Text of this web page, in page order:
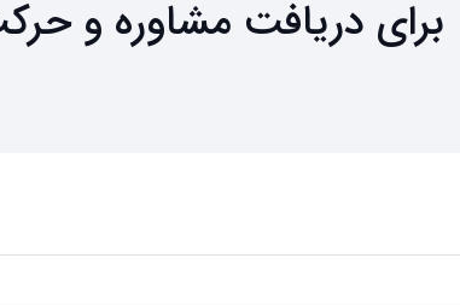
برای دریافت مشاوره و